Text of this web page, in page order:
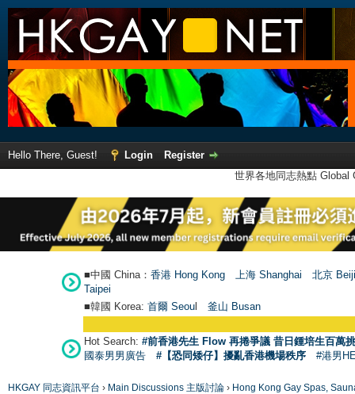
Hello There, Guest! Login
Register
世界各地同志熱點
■中國 China： 香港 Hong Kong 上海 Shanghai
北京
Taipei
■韓國 Korea: 首爾 Seoul 釜山 Busan
Hot Search: #前香港先生 Flow 再捲爭議 昔日鍾培生百萬
國泰男男廣告
#【恐同矮仔】擾亂香港機場秩序 #港男
HKGAY 同志資訊平台 › Main Discussions 主版討論 › Hong Kong Gay Spas,